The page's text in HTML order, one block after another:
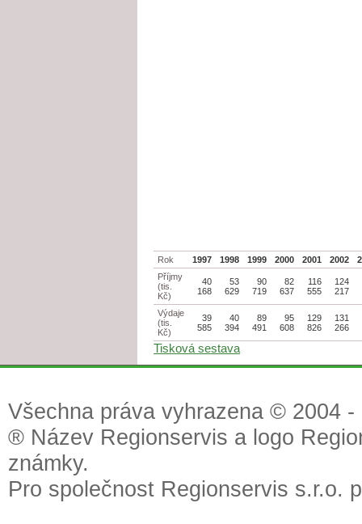
Rok 1997 1998 1999 2000 2001 2002
Příjmy
(tis.
Kč)
40
168
53
629
90
719
82
637
116
555
124
217
Výdaje
(tis.
Kč)
39
585
40
394
89
491
95
608
129
826
131
266
Tisková sestava
Všechna práva vyhrazena © 2004
® Název Regionservis a logo
známky.
Pro společnost Regionservis s.r.o.